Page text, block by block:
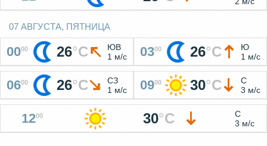
07 АВГУСТА, ПЯТНИЦА
0000 26°C
ЮВ
1 м/с
0300 26°C
Ю
1 м/с
0600 26°C
СЗ
1 м/с
0900 30°C
С
3 м/с
1200 30°C
С
3 м/с